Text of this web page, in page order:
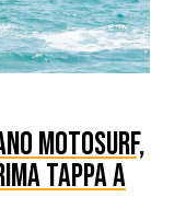
Motosurf,
tappa a